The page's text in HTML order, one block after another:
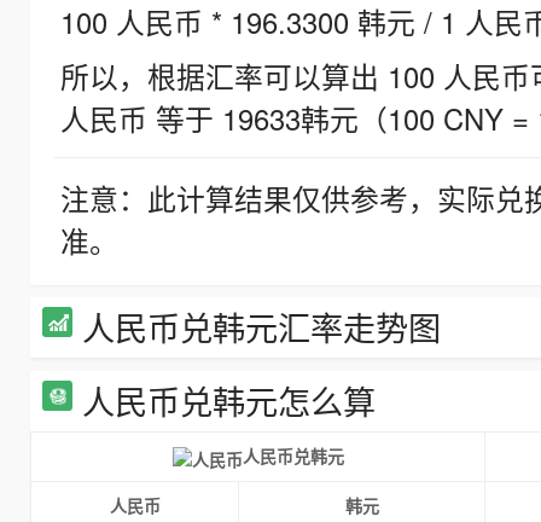
100 人民币 * 196.3300 韩元 / 1 人民
所以，根据汇率可以算出 100 人民
人民币 等于 19633韩元（100 CNY =
注意：此计算结果仅供参考，实际
准。
人民币兑韩元汇率走势图
人民币兑韩元怎么算
人民币兑韩元
人民币
韩元